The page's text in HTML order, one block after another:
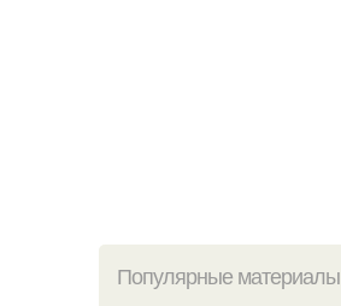
Популярные материалы